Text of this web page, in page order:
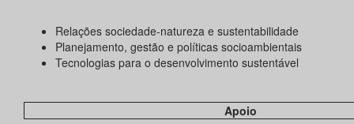
Relações sociedade-natureza e sustentabilidade
Planejamento, gestão e políticas socioambientais
Tecnologias para o desenvolvimento sustentável
Apoio